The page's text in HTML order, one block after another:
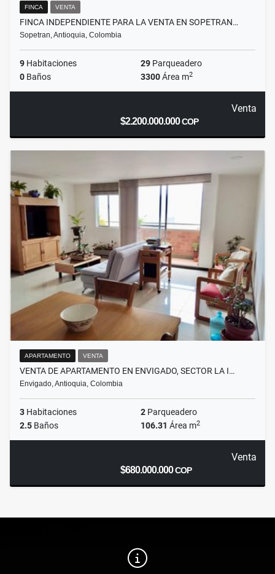
FINCA VENTA
FINCA INDEPENDIENTE PARA LA VENTA EN SOPETRAN…
Sopetran, Antioquia, Colombia
9 Habitaciones 29 Parqueadero
0 Baños 3300Área m2
Venta
$2.200.000.000COP
APARTAMENTO VENTA
VENTA DE APARTAMENTO EN ENVIGADO, SECTOR LA I…
Envigado, Antioquia, Colombia
3 Habitaciones 2 Parqueadero
2.5 Baños 106.31 Área m2
Venta
$680.000.000COP